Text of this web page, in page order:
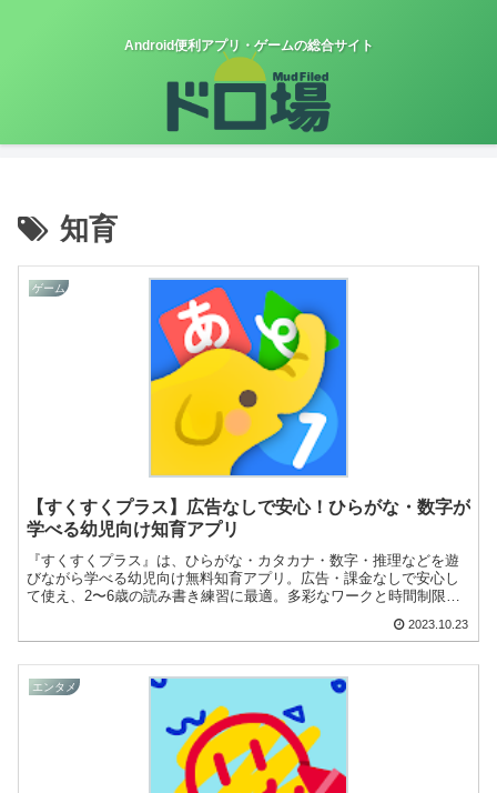
Android便利アプリ・ゲームの総合サイト
知育
ゲーム
【すくすくプラス】広告なしで安心！ひらがな・数字が
学べる幼児向け知育アプリ
『すくすくプラス』は、ひらがな・カタカナ・数字・推理などを遊
びながら学べる幼児向け無料知育アプリ。広告・課金なしで安心し
て使え、2〜6歳の読み書き練習に最適。多彩なワークと時間制限機
2023.10.23
エンタメ